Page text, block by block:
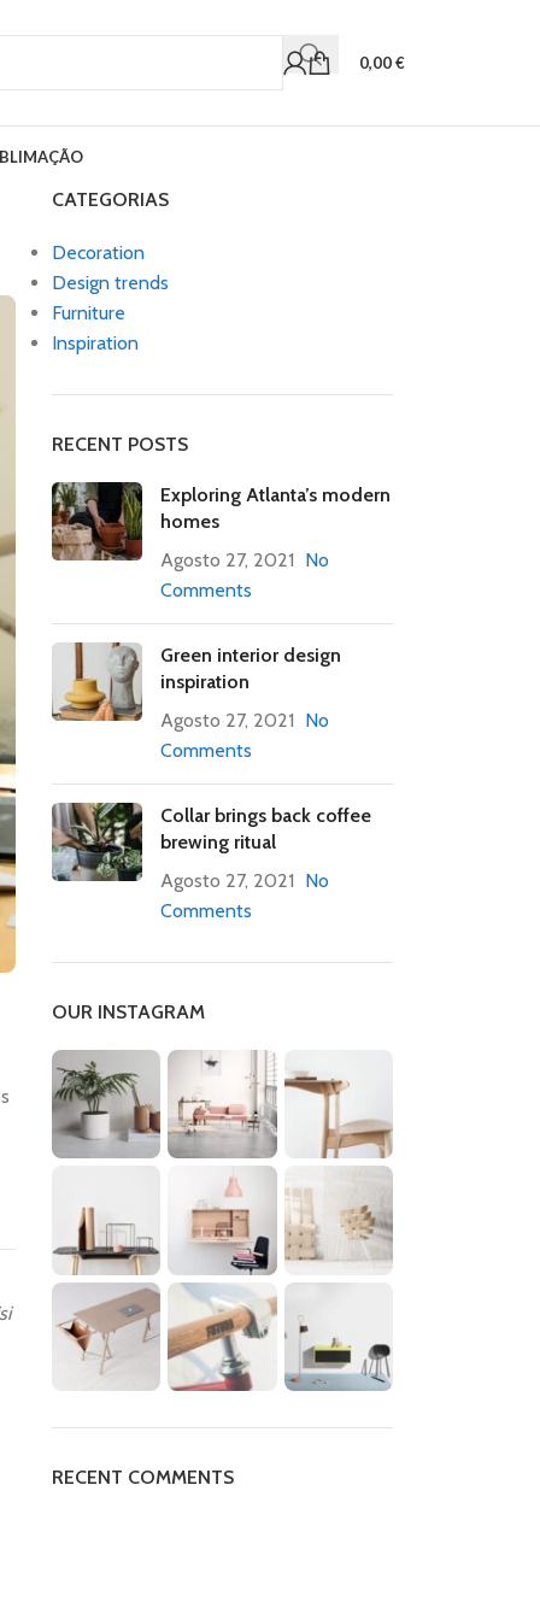
0,00€
CATEGORIAS
Decoration
Design trends
Furniture
Inspiration
RECENT POSTS
Exploring Atlanta’s modern
homes
Agosto 27, 2021 No
Comments
Green interior design
inspiration
Agosto 27, 2021 No
Comments
Collar brings back coffee
brewing ritual
Agosto 27, 2021 No
Comments
OUR INSTAGRAM
RECENT COMMENTS